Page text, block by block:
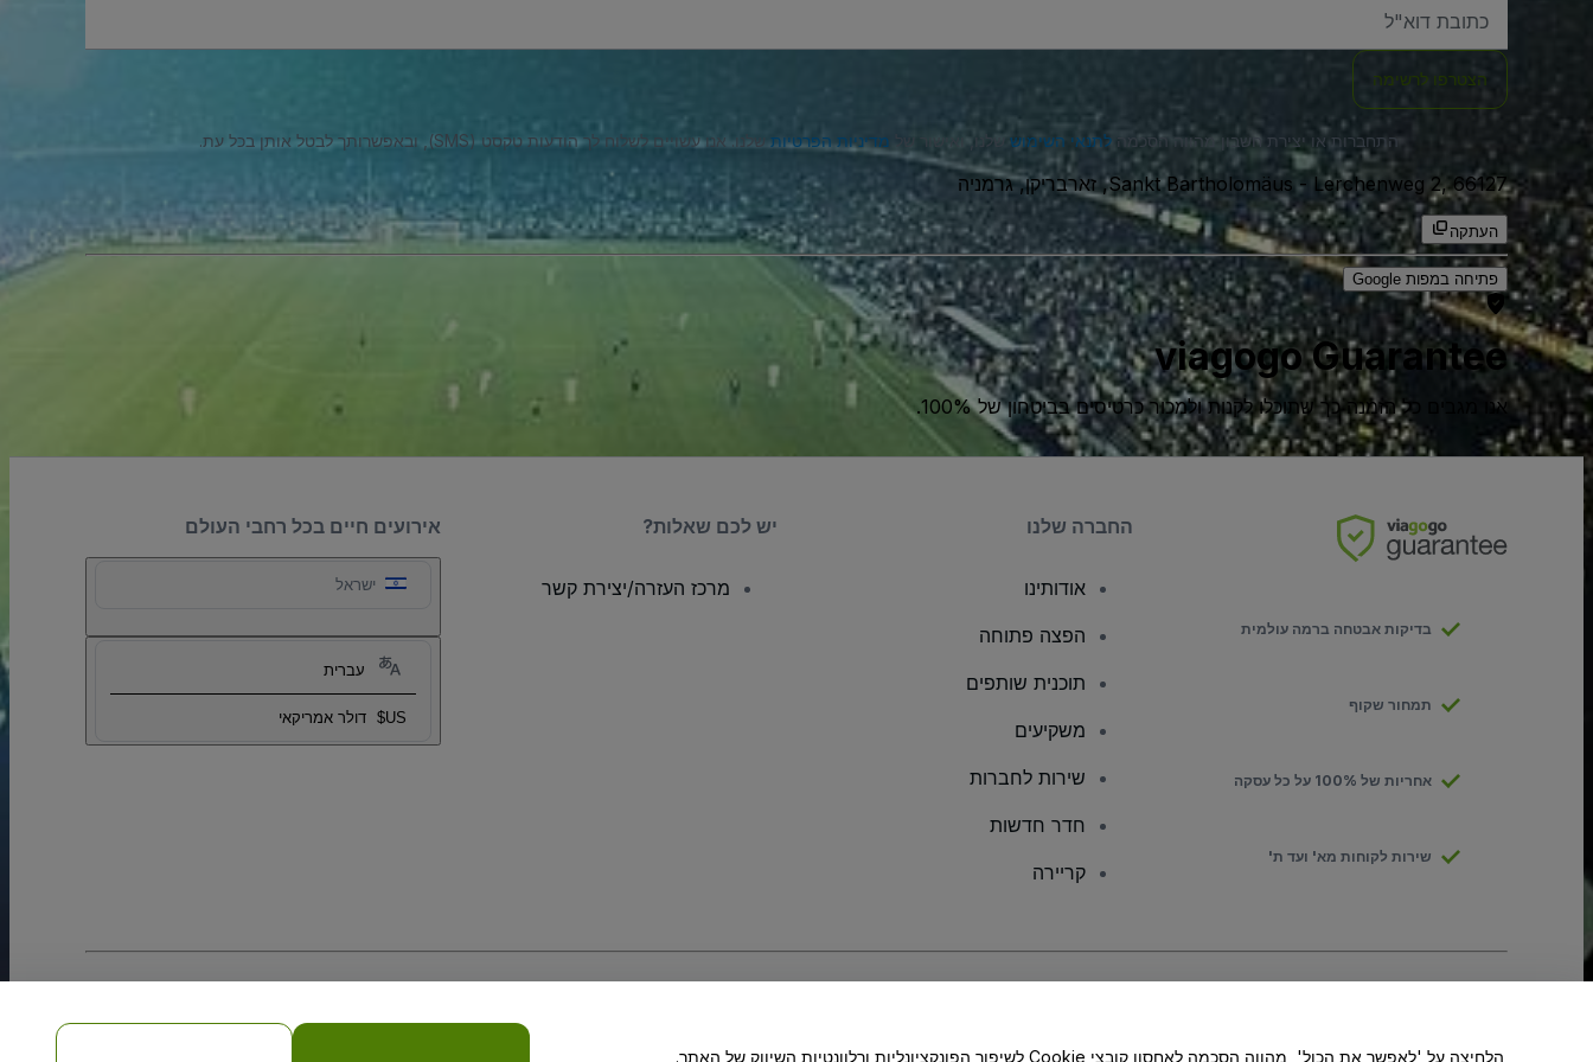
שלכם
הצטרפו לרשימה
התחברות או יצירת חשבון מהווה הסכמה לתנאי השימוש שלנו, ואישור של מדיניות הפרטיות שלנו. אנו עשויים לשלוח לך הודעות טקסט (SMS), ובאפשרותך לבטל אותן בכל עת.
Sankt Bartholomäus - Lerchenweg 2, 66127, זארבריקן, גרמניה
העתקה
פתיחה במפות Google
viagogo Guarantee
אנו מגבים כל הזמנה כך שתוכלו לקנות ולמכור כרטיסים בביטחון של 100%.
אירועים חיים בכל רחבי העולם
ישראל
עברית
US$ דולר אמריקאי
בדיקות אבטחה ברמה עולמית
תמחור שקוף
אחריות של 100% על כל עסקה
שירות לקוחות מא' ועד ת'
החברה שלנו
אודותינו
הפצה פתוחה
תוכנית שותפים
משקיעים
שירות לחברות
חדר חדשות
קריירה
יש לכם שאלות?
מרכז העזרה/יצירת קשר
אל תשתפו את המידע האישי שלי/אפשרויות הפרטיות שלכם
הלחיצה על 'לאפשר את הכול', מהווה הסכמה לאחסון קובצי Cookie לשיפור הפונקציונליות ורלוונטיות השיווק של האתר.